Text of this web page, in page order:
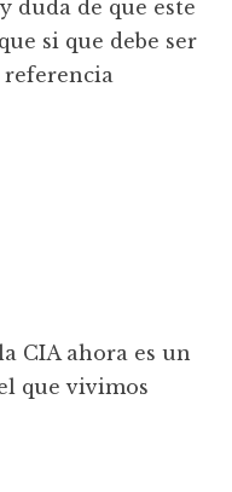
duda de que este
si que debe ser
CIA ahora es un
que vivimos